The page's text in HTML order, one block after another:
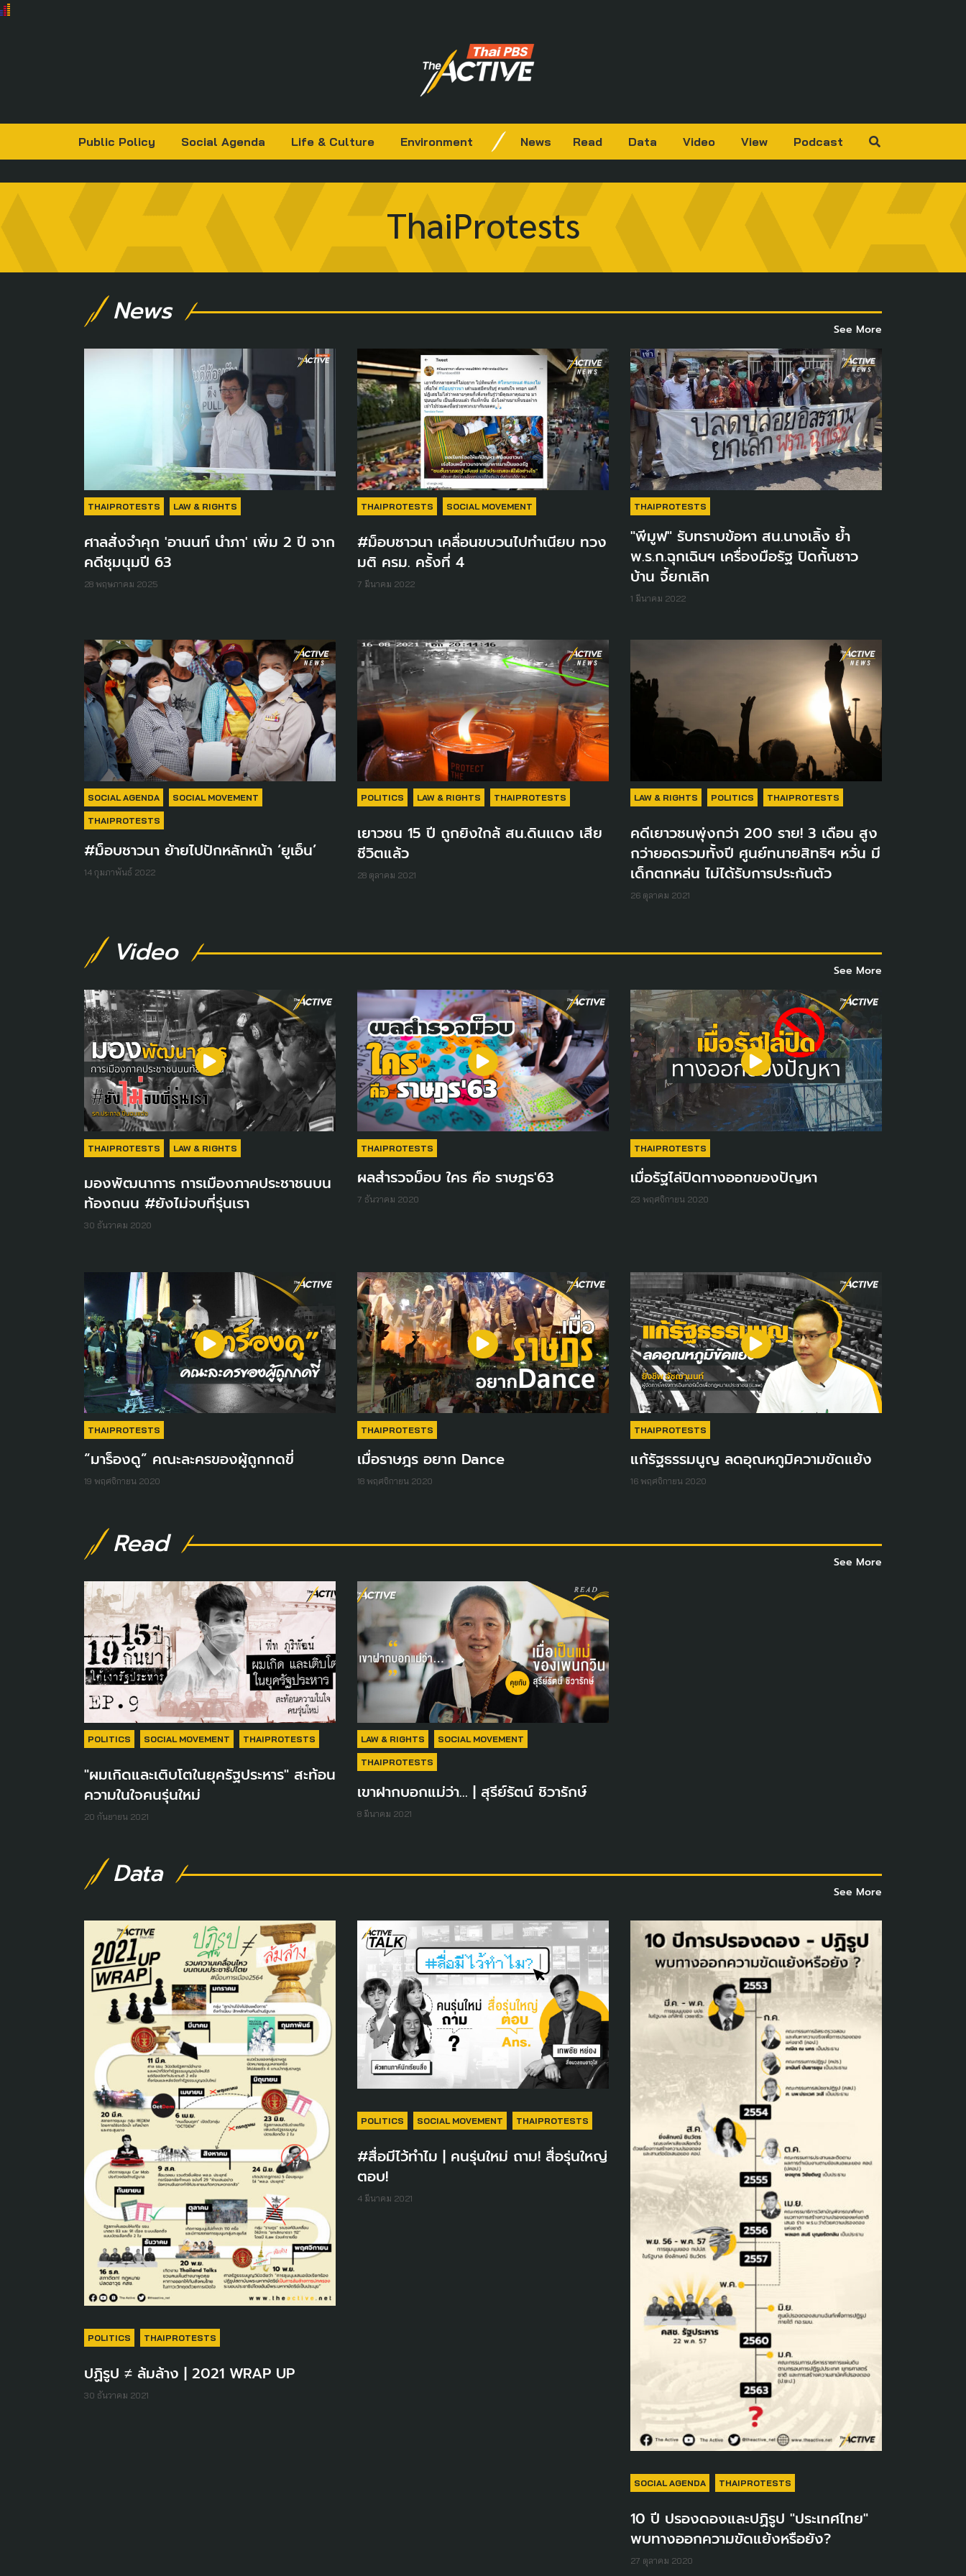
Public Policy Social Agenda Life & Culture Environment News Read Data Video View Podcast
ThaiProtests
News
See More
THAIPROTESTS LAW & RIGHTS
ศาลสั่งจำคุก 'อานนท์ นำภา' เพิ่ม 2 ปี จาก
คดีชุมนุมปี 63
28 พฤษภาคม 2025
THAIPROTESTS SOCIAL MOVEMENT
#ม็อบชาวนา เคลื่อนขบวนไปทำเนียบ ทวง
มติ ครม. ครั้งที่ 4
7 มีนาคม 2022
THAIPROTESTS
"พีมูฟ" รับทราบข้อหา สน.นางเลิ้ง ย้ำ
พ.ร.ก.ฉุกเฉินฯ เครื่องมือรัฐ ปิดกั้นชาว
บ้าน จี้ยกเลิก
1 มีนาคม 2022
SOCIAL AGENDA SOCIAL MOVEMENT
THAIPROTESTS
#ม็อบชาวนา ย้ายไปปักหลักหน้า ‘ยูเอ็น’
14 กุมภาพันธ์ 2022
POLITICS LAW & RIGHTS THAIPROTESTS
เยาวชน 15 ปี ถูกยิงใกล้ สน.ดินแดง เสีย
ชีวิตแล้ว
28 ตุลาคม 2021
LAW & RIGHTS POLITICS THAIPROTESTS
คดีเยาวชนพุ่งกว่า 200 ราย! 3 เดือน สูง
กว่ายอดรวมทั้งปี ศูนย์ทนายสิทธิฯ หวั่น มี
เด็กตกหล่น ไม่ได้รับการประกันตัว
26 ตุลาคม 2021
Video
See More
THAIPROTESTS LAW & RIGHTS
มองพัฒนาการ การเมืองภาคประชาชนบน
ท้องถนน #ยังไม่จบที่รุ่นเรา
30 ธันวาคม 2020
THAIPROTESTS
ผลสำรวจม็อบ ใคร คือ ราษฎร'63
7 ธันวาคม 2020
THAIPROTESTS
เมื่อรัฐไล่ปิดทางออกของปัญหา
23 พฤศจิกายน 2020
THAIPROTESTS
“มาร็องดู” คณะละครของผู้ถูกกดขี่
19 พฤศจิกายน 2020
THAIPROTESTS
เมื่อราษฎร อยาก Dance
18 พฤศจิกายน 2020
THAIPROTESTS
แก้รัฐธรรมนูญ​ ลดอุณหภูมิความขัดแย้ง
16 พฤศจิกายน 2020
Read
See More
POLITICS SOCIAL MOVEMENT THAIPROTESTS
"ผมเกิดและเติบโตในยุครัฐประหาร" สะท้อน
ความในใจคนรุ่นใหม่
20 กันยายน 2021
LAW & RIGHTS SOCIAL MOVEMENT
THAIPROTESTS
เขาฝากบอกแม่ว่า… | สุรีย์รัตน์ ชิวารักษ์
8 มีนาคม 2021
Data
See More
POLITICS THAIPROTESTS
ปฏิรูป ≠ ล้มล้าง | 2021 WRAP UP
30 ธันวาคม 2021
POLITICS SOCIAL MOVEMENT THAIPROTESTS
#สื่อมีไว้ทำไม | คนรุ่นใหม่ ถาม! สื่อรุ่นใหญ่
ตอบ!
4 มีนาคม 2021
SOCIAL AGENDA THAIPROTESTS
10 ปี ปรองดองและปฏิรูป "ประเทศไทย"
พบทางออกความขัดแย้งหรือยัง?
27 ตุลาคม 2020